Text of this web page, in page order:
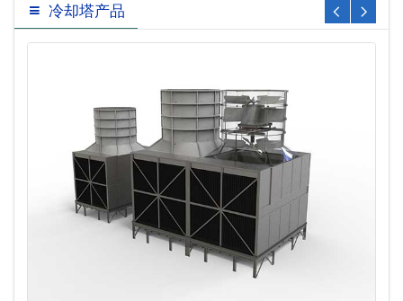
却塔电机节能厂家价格… 却塔专用电机
冷却塔产品